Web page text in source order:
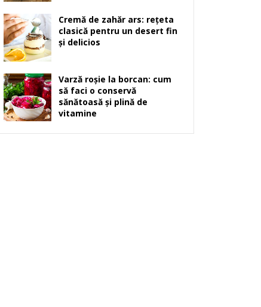
Cremă de zahăr ars: rețeta
clasică pentru un desert fin
și delicios
Varză roșie la borcan: cum
să faci o conservă
sănătoasă și plină de
vitamine